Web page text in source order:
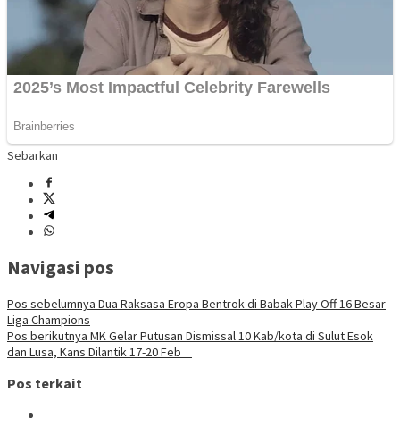
Sebarkan
Navigasi pos
Pos sebelumnya Dua Raksasa Eropa Bentrok di Babak Play Off 16 Besar
Liga Champions
Pos berikutnya MK Gelar Putusan Dismissal 10 Kab/kota di Sulut Esok
dan Lusa, Kans Dilantik 17-20 Feb
Pos terkait